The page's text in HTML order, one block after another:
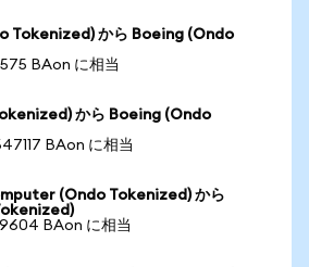
Tokenized) から Boeing (Ondo
BAon に相当
から Boeing (Ondo
BAon に相当
(Ondo Tokenized) から
BAon に相当